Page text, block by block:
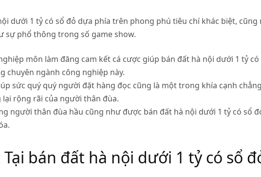
dưới 1 tỷ có sổ đỏ dựa phía trên phong phú tiêu chí khác biệt,
sự phổ thông trong số game show.
môn làm đăng cam kết cá cược giúp bán đất hà nội dưới 1 tỷ
chuyên ngành công nghiệp này.
sức quý quý người đặt hàng đọc cũng là một trong khía cạnh
rộng rãi của người thân đùa.
người thân đùa hầu cũng như được bán đất hà nội dưới 1 tỷ có sổ
bán đất hà nội dưới 1 tỷ có sổ